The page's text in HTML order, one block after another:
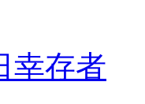
幸存者